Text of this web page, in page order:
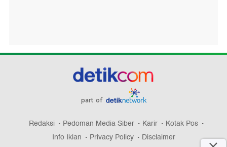
part of
Redaksi Pedoman Media Siber Karir
Kotak Pos
Info Iklan
Privacy Policy Disclaimer